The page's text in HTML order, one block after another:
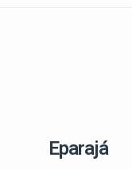
Eparajá